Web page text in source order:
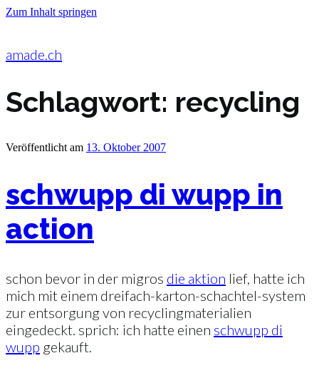
Zum Inhalt springen
amade.ch
Schlagwort: recycling
Veröffentlicht am 13. Oktober 2007
schwupp di wupp in
action
schon bevor in der migros die aktion lief, hatte ich
mich mit einem dreifach-karton-schachtel-system
zur entsorgung von recyclingmaterialien
eingedeckt. sprich: ich hatte einen schwupp di
wupp gekauft.